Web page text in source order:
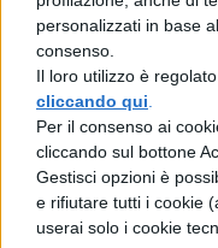
personalizzati in base
consenso.
Il loro utilizzo è
cliccando qui
Per il consenso ai
cliccando sul bottone
Gestisci opzioni è
e rifiutare tutti i cookie
userai solo i cookie
non siete poi
arrotola (che
commenta
da tutt’altra
Della serie stani
House di Londra.